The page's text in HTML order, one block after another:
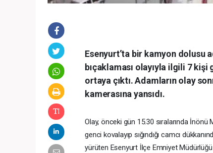
Esenyurt’ta bir kamyon dolusu
bıçaklaması olayıyla ilgili 7 kişi
ortaya çıktı. Adamların olay
kamerasına yansıdı.
Olay, önceki gün 15.30 sıralarında
genci kovalayıp sığındığı camcı
yürüten Esenyurt İlçe Emniyet Müdürlüğü